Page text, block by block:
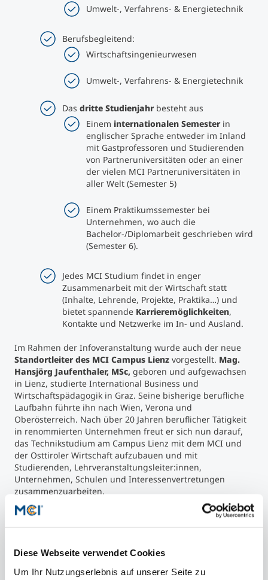
Diese Webseite verwendet Cookies
Um Ihr Nutzungserlebnis auf unserer Seite zu
Umwelt-, Verfahrens- & Energietechnik
Berufsbegleitend:
Wirtschaftsingenieurwesen
Umwelt-, Verfahrens- & Energietechnik
Das dritte Studienjahrbesteht aus
Einem internationalen Semesterin
englischer Sprache entweder im Inland
mit Gastprofessoren und Studierenden
von Partneruniversitäten oder an einer
der vielen MCI Partneruniversitäten in
aller Welt (Semester 5)
Einem Praktikumssemester bei
Unternehmen, wo auch die
Bachelor-/Diplomarbeit geschrieben wird
(Semester 6).
Jedes MCI Studium findet in enger
Zusammenarbeit mit der Wirtschaft statt
(Inhalte, Lehrende, Projekte, Praktika…) und
bietet spannende Karrieremöglichkeiten,
Kontakte und Netzwerke im In- und Ausland.
Im Rahmen der Infoveranstaltung wurde auch der neue
Standortleiter des MCI Campus Lienz vorgestellt. Mag.
Hansjörg Jaufenthaler, MSc, geboren und aufgewachsen
in Lienz, studierte International Business und
Wirtschaftspädagogik in Graz. Seine bisherige berufliche
Laufbahn führte ihn nach Wien, Verona und
Oberösterreich. Nach über 20 Jahren beruflicher Tätigkeit
in renommierten Unternehmen freut er sich nun darauf,
das Technikstudium am Campus Lienz mit dem MCI und
der Osttiroler Wirtschaft aufzubauen und mit
Studierenden, Lehrveranstaltungsleiter:innen,
Unternehmen, Schulen und Interessenvertretungen
zusammenzuarbeiten.
Den Ausklang der
bildete der
Gastvortrag
Managing